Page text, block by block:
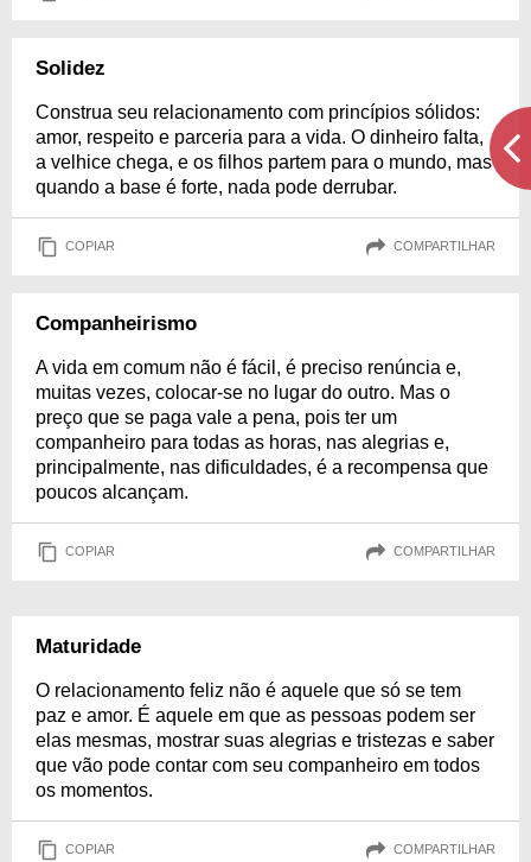
Solidez
Construa seu relacionamento com princípios sólidos:
amor, respeito e parceria para a vida. O dinheiro falta,
a velhice chega, e os filhos partem para o mundo, mas
quando a base é forte, nada pode derrubar.
COPIAR COMPARTILHAR
Companheirismo
A vida em comum não é fácil, é preciso renúncia e,
muitas vezes, colocar-se no lugar do outro. Mas o
preço que se paga vale a pena, pois ter um
companheiro para todas as horas, nas alegrias e,
principalmente, nas dificuldades, é a recompensa que
poucos alcançam.
COPIAR COMPARTILHAR
Maturidade
O relacionamento feliz não é aquele que só se tem
paz e amor. É aquele em que as pessoas podem ser
elas mesmas, mostrar suas alegrias e tristezas e saber
que vão pode contar com seu companheiro em todos
os momentos.
COPIAR COMPARTILHAR